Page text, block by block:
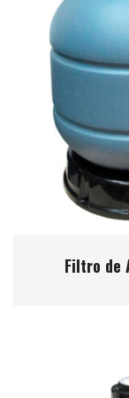
Filtro de